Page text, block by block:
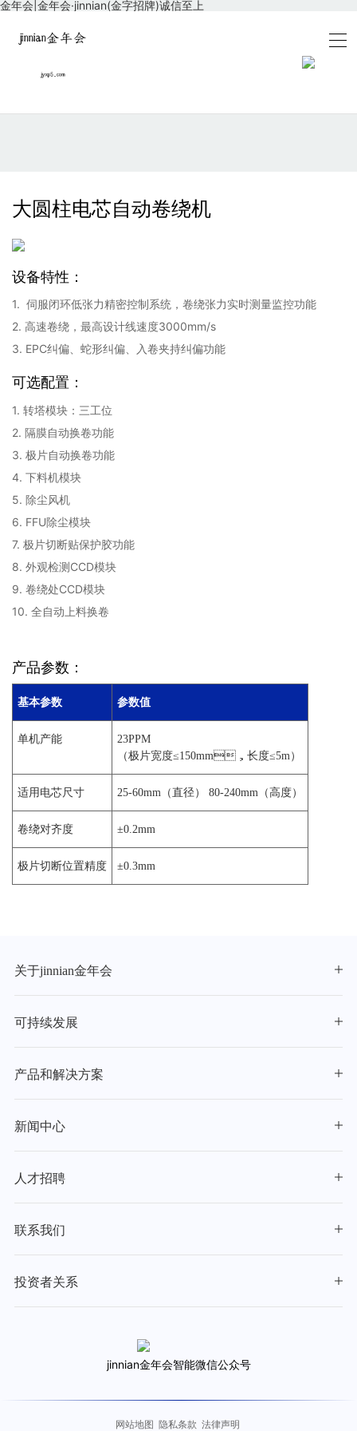
金年会|金年会·jinnian(金字招牌)诚信至上
大圆柱电芯自动卷绕机
设备特性：
1. 伺服闭环低张力精密控制系统，卷绕张力实时测量监控功能
2. 高速卷绕，最高设计线速度3000mm/s
3. EPC纠偏、蛇形纠偏、入卷夹持纠偏功能
可选配置：
1. 转塔模块：三工位
2. 隔膜自动换卷功能
3. 极片自动换卷功能
4. 下料机模块
5. 除尘风机
6. FFU除尘模块
7. 极片切断贴保护胶功能
8. 外观检测CCD模块
9. 卷绕处CCD模块
10. 全自动上料换卷
产品参数：
基本参数 参数值
单机产能
23PPM
（极片宽度≤150mm，长度≤5m）
适用电芯尺寸 25-60mm（直径） 80-240mm（高度）
卷绕对齐度 ±0.2mm
极片切断位置精度 ±0.3mm
关于jinnian金年会
可持续发展
产品和解决方案
新闻中心
人才招聘
联系我们
投资者关系
jinnian金年会智能微信公众号
网站地图 隐私条款 法律声明